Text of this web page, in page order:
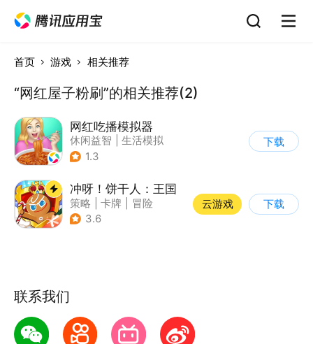
首页 游戏 相关推荐
“网红屋子粉刷”的相关推荐(2)
网红吃播模拟器
休闲益智
生活模拟
| 美食
1.3
下载
冲呀！饼干人：王国
策略 卡牌
冒险
| 卡通
3.6
云游戏 下载
联系我们